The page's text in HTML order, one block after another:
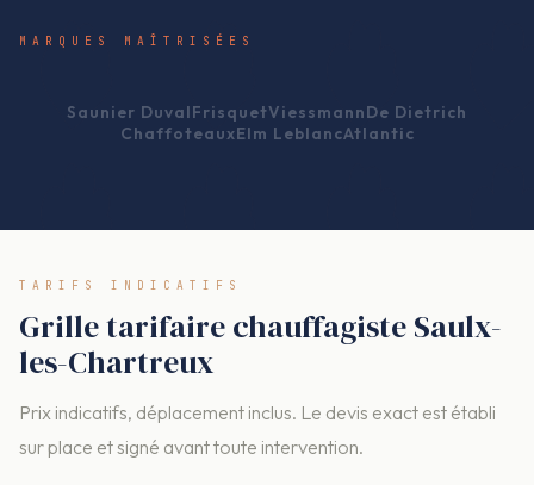
MARQUES MAÎTRISÉES
Saunier DuvalFrisquetViessmannDe Dietrich
ChaffoteauxElm LeblancAtlantic
TARIFS INDICATIFS
Grille tarifaire chauffagiste Saulx-
les-Chartreux
Prix indicatifs, déplacement inclus. Le devis exact est établi
sur place et signé avant toute intervention.